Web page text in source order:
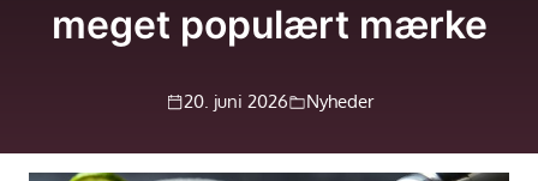
meget populært mærke
20. juni 2026 Nyheder